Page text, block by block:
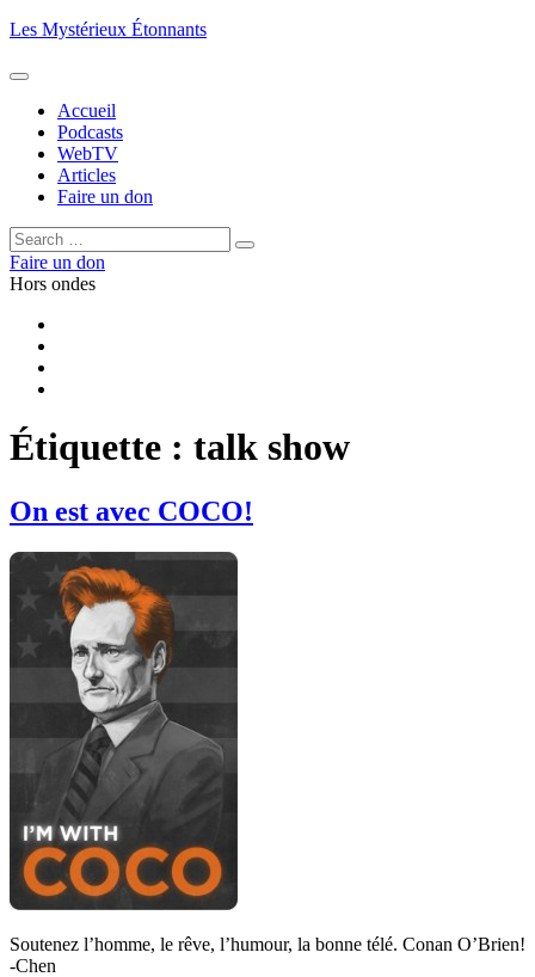
Aller
contenu
Les Mystérieux Étonnants
Accueil
Podcasts
WebTV
Articles
Faire un don
Rechercher :
Rechercher
Faire un don
Hors ondes
Étiquette : talk show
On est avec COCO!
Soutenez l’homme, le rêve, l’humour, la bonne télé. Conan O’Brien!
-Chen